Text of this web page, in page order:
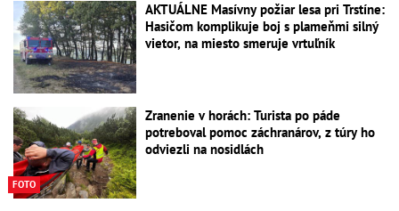
AKTUÁLNE Masívny požiar lesa pri Trstíne:
Hasičom komplikuje boj s plameňmi silný
vietor, na miesto smeruje vrtuľník
FOTO
Zranenie v horách: Turista po páde
potreboval pomoc záchranárov, z túry ho
odviezli na nosidlách